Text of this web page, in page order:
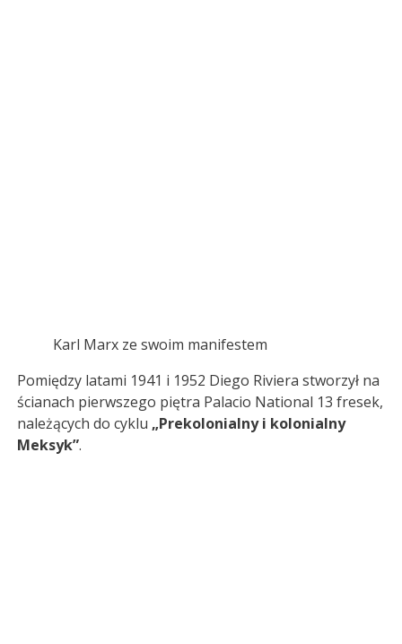
Karl Marx ze swoim manifestem
Pomiędzy latami 1941 i 1952 Diego Riviera stworzył na
ścianach pierwszego piętra Palacio National 13 fresek,
należących do cyklu „Prekolonialny i kolonialny
Meksyk”.